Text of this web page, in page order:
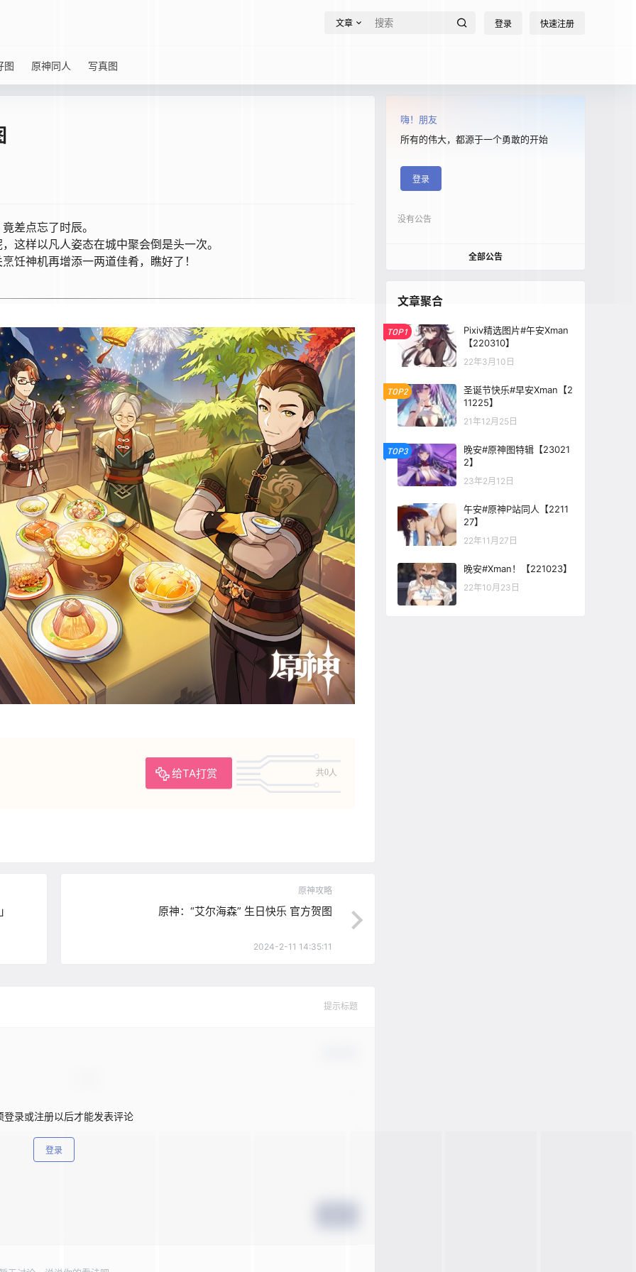
文章 登录 快速注册
图 原神同人 写真图
差点忘了时辰。
这样以凡人姿态在城中聚会倒是头一次。
饪神机再增添一两道佳肴，瞧好了！
给TA打赏 共0人
原神攻略
原神：“艾尔海森” 生日快乐 官方贺图
2024-2-11 14:35:11
提示标题
登录或注册以后才能发表评论
登录
嗨！朋友
所有的伟大，都源于一个勇敢的开始
登录
没有公告
全部公告
文章聚合
TOP1
Pixiv精选图片#午安Xman
【220310】
22年3月10日
TOP2
圣诞节快乐#早安Xman【2
11225】
21年12月25日
TOP3
晚安#原神图特辑【23021
2】
23年2月12日
午安#原神P站同人【2211
27】
22年11月27日
晚安#Xman！【221023】
22年10月23日